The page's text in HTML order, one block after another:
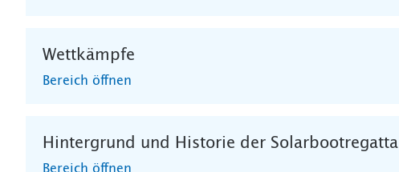
Wettkämpfe
Bereich öffnen
Hintergrund und Historie der Solarbootregatta
Bereich öffnen